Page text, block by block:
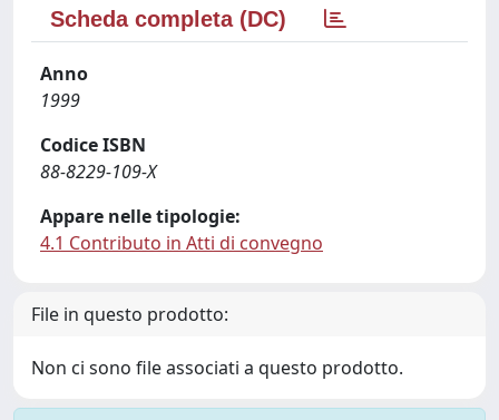
Scheda completa (DC)
Anno
1999
Codice ISBN
88-8229-109-X
Appare nelle tipologie:
4.1 Contributo in Atti di convegno
File in questo prodotto:
Non ci sono file associati a questo prodotto.